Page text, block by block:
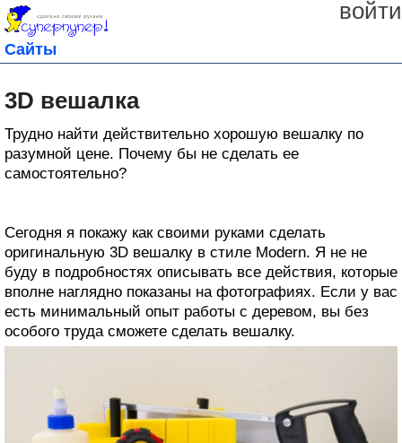
войти
Сайты
3D вешалка
Трудно найти действительно хорошую вешалку по
разумной цене. Почему бы не сделать ее
самостоятельно?
Сегодня я покажу как своими руками сделать
оригинальную 3D вешалку в стиле Modern. Я не не
буду в подробностях описывать все действия, которые
вполне наглядно показаны на фотографиях. Если у вас
есть минимальный опыт работы с деревом, вы без
особого труда сможете сделать вешалку.